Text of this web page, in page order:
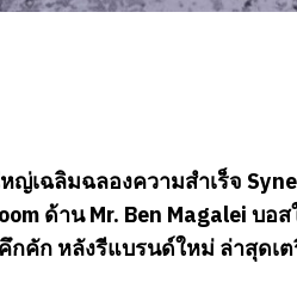
ญ่เฉลิมฉลองความสำเร็จ
ด้าน Mr. Ben Magalei บ
คึกคัก หลังรีแบรนด์ใหม่ ล่าสุดเ